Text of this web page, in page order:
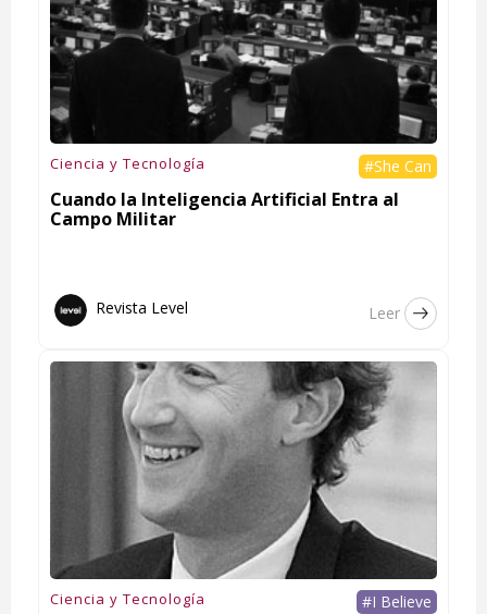
Ciencia y Tecnología #She Can
Cuando la Inteligencia Artificial Entra al
Campo Militar
Revista Level Leer
Ciencia y Tecnología #I Believe